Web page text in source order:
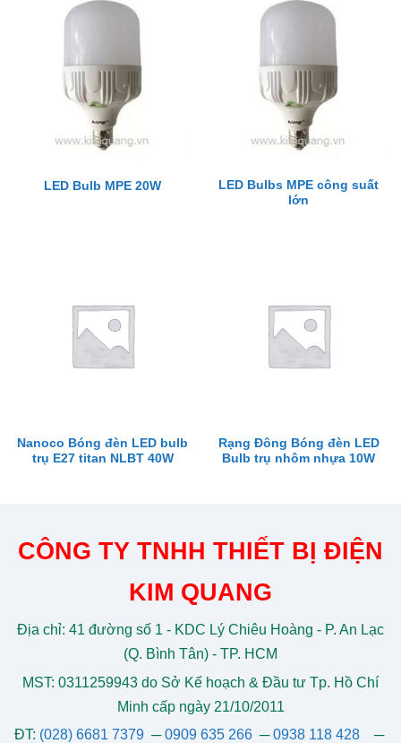
LED Bulb MPE 20W
LED Bulbs MPE công suất
lớn
Nanoco Bóng đèn LED bulb
trụ E27 titan NLBT 40W
Rạng Đông Bóng đèn LED
Bulb trụ nhôm nhựa 10W
CÔNG TY TNHH THIẾT BỊ ĐIỆN
KIM QUANG
Địa chỉ: 41 đường số 1 - KDC Lý Chiêu Hoàng - P. An Lạc
(Q. Bình Tân) - TP. HCM
MST: 0311259943 do Sở Kế hoạch & Đầu tư Tp. Hồ Chí
Minh cấp ngày 21/10/2011
ĐT: (028) 6681 7379 ─0909 635 266─0938 118 428─